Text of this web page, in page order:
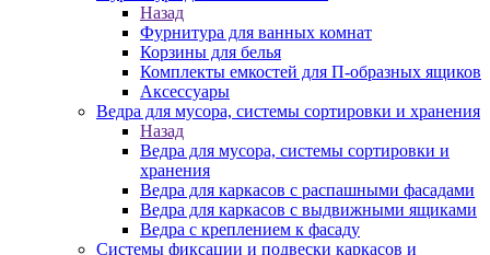
Назад
Фурнитура для ванных комнат
Корзины для белья
Комплекты емкостей для П-образных ящиков
Аксессуары
Ведра для мусора, системы сортировки и хранения
Назад
Ведра для мусора, системы сортировки и
хранения
Ведра для каркасов с распашными фасадами
Ведра для каркасов с выдвижными ящиками
Ведра с креплением к фасаду
Системы фиксации и подвески каркасов и